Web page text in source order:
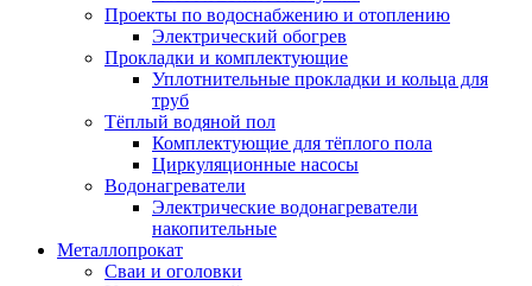
Проекты по водоснабжению и отоплению
Электрический обогрев
Прокладки и комплектующие
Уплотнительные прокладки и кольца для
труб
Тёплый водяной пол
Комплектующие для тёплого пола
Циркуляционные насосы
Водонагреватели
Электрические водонагреватели
накопительные
Металлопрокат
Сваи и оголовки